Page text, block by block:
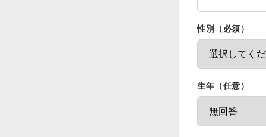
性別（必須）
生年（任意）